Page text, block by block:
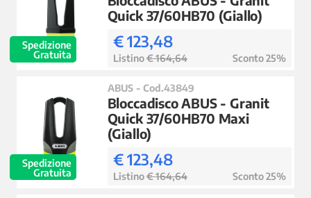
Spedizione
Gratuita
Quick 37/60HB70 (Giallo)
€ 123,48
Listino€ 164,64 Sconto 25%
Spedizione
Gratuita
ABUS - Cod.43849
Bloccadisco ABUS - Granit
Quick 37/60HB70 Maxi
(Giallo)
€ 123,48
Listino€ 164,64 Sconto 25%